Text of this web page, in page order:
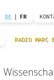
DE | FR